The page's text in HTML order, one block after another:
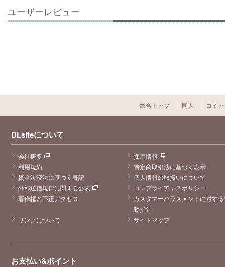
ユーザーレビュー
総合トップ 同人 コミ
DLsiteについて
会社概要
採用情報
利用規約
特定商取引法に基づく表示
資金決済法に基づく表記
個人情報の取扱いについて
外部送信規律に関する公表
コンプライアンスポリシー
著作権と不正アクセス
カスタマーハラスメントに対す
動指針
リンクについて
サイトマップ
お支払い&ポイント